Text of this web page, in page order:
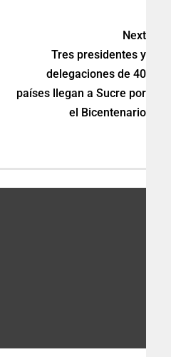
Next
Tres presidentes y
delegaciones de 40
países llegan a Sucre por
el Bicentenario